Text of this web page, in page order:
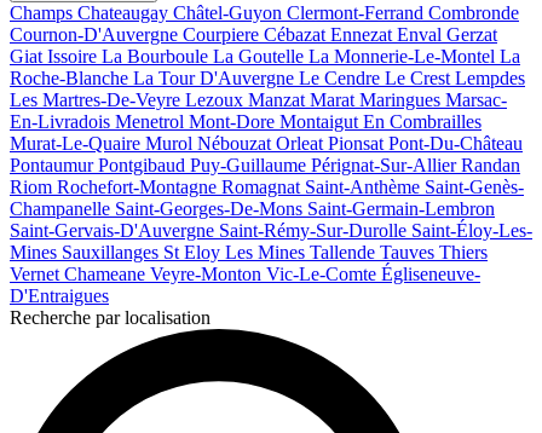
Champs Chateaugay Châtel-Guyon Clermont-Ferrand Combronde
Cournon-D'Auvergne Courpiere Cébazat Ennezat Enval Gerzat
Giat Issoire La Bourboule La Goutelle La Monnerie-Le-Montel La
Roche-Blanche La Tour D'Auvergne Le Cendre Le Crest Lempdes
Les Martres-De-Veyre Lezoux Manzat Marat Maringues Marsac-
En-Livradois Menetrol Mont-Dore Montaigut En Combrailles
Murat-Le-Quaire Murol Nébouzat Orleat Pionsat Pont-Du-Château
PontaumurPontgibaud Puy-Guillaume Pérignat-Sur-AllierRandan
Riom Rochefort-Montagne Romagnat Saint-Anthème Saint-Genès-
Champanelle Saint-Georges-De-Mons Saint-Germain-Lembron
Saint-Gervais-D'Auvergne Saint-Rémy-Sur-Durolle Saint-Éloy-Les-
Mines Sauxillanges St Eloy Les Mines Tallende Tauves Thiers
Vernet Chameane Veyre-Monton Vic-Le-Comte Égliseneuve-
D'Entraigues
Recherche par localisation